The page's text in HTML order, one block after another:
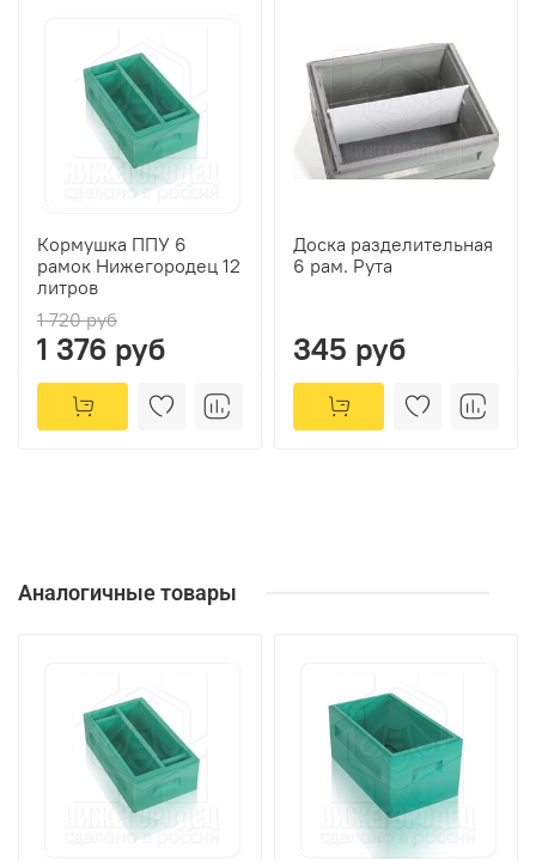
Кормушка ППУ 6
рамок Нижегородец 12
литров
1 720 руб
1 376 руб
Доска разделительная
6 рам. Рута
345 руб
Аналогичные товары